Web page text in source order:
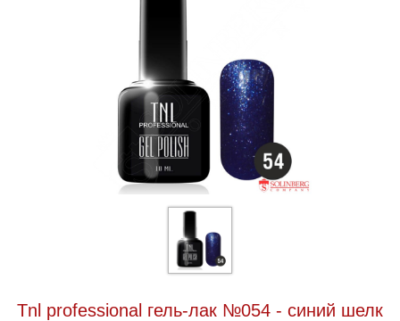
Tnl professional гель-лак №054 - синий шелк